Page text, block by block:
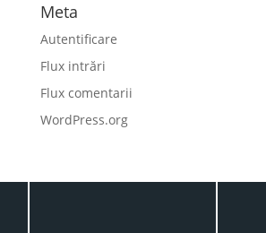
Meta
Autentificare
Flux intrări
Flux comentarii
WordPress.org